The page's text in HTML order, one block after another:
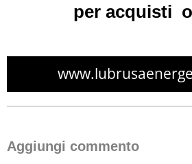
per acquisti
Aggiungi commento